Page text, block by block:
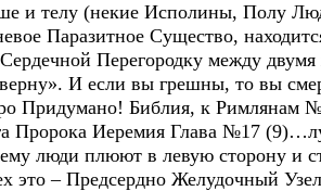
и телу (некие Исполины, Полу
Паразитное Существо,
Перегородку между
И если вы грешны, то вы
Придумано! Библия, к Римлянам
Пророка Иеремия Глава №17
люди плюют в левую сторону и
это – Предсердно Желудочный Узел